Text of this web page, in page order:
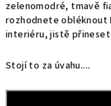
zelenomodré, tmavě
rozhodnete obléknout
interiéru, jistě
Stojí to za úvahu....